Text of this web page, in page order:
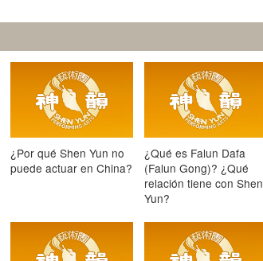
¿Por qué Shen Yun no
puede actuar en China?
¿Qué es Falun Dafa
(Falun Gong)? ¿Qué
relación tiene con Shen
Yun?